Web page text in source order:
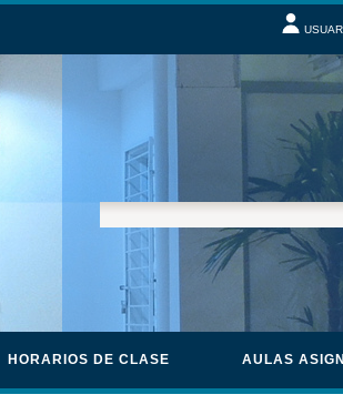
HORARIOS DE CLASE AULAS